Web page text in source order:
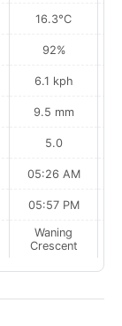
16.3°C
92%
6.1 kph
9.5 mm
5.0
05:26 AM
05:57 PM
Waning
Crescent